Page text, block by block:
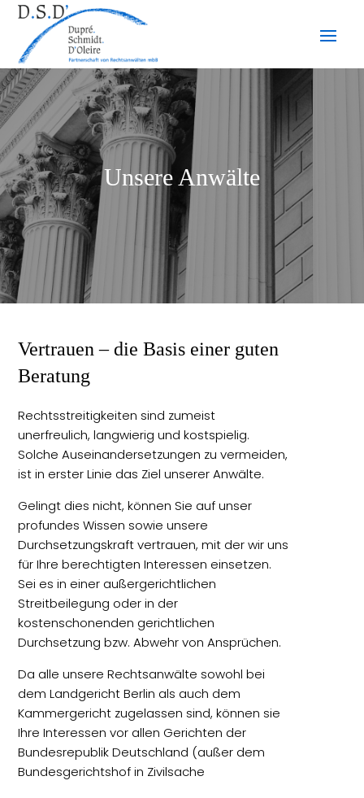
Unsere Anwälte
Vertrauen – die Basis einer guten
Beratung
Rechtsstreitigkeiten sind zumeist
unerfreulich, langwierig und kostspielig.
Solche Auseinandersetzungen zu vermeiden,
ist in erster Linie das Ziel unserer Anwälte.
Gelingt dies nicht, können Sie auf unser
profundes Wissen sowie unsere
Durchsetzungskraft vertrauen, mit der wir uns
für Ihre berechtigten Interessen einsetzen.
Sei es in einer außergerichtlichen
Streitbeilegung oder in der
kostenschonenden gerichtlichen
Durchsetzung bzw. Abwehr von Ansprüchen.
Da alle unsere Rechtsanwälte sowohl bei
dem Landgericht Berlin als auch dem
Kammergericht zugelassen sind, können sie
Ihre Interessen vor allen Gerichten der
Bundesrepublik Deutschland (außer dem
Bundesgerichtshof in Zivilsache